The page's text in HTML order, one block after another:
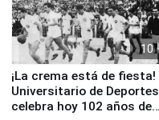
10
¡La crema está de fiesta!
Universitario de Deportes
celebra hoy 102 años de